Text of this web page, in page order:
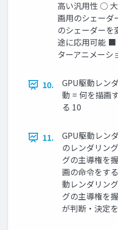
高い汎用性 ○
画用のシェー
のシェーダーを
途に応用可能
ターアニメーシ
10.
GPU駆動レン
動 = 何を描画
る 10
11.
GPU駆動レン
のレンダリン
グの主導権を
画の命令をす
動レンダリン
グの主導権を
が判断・決定